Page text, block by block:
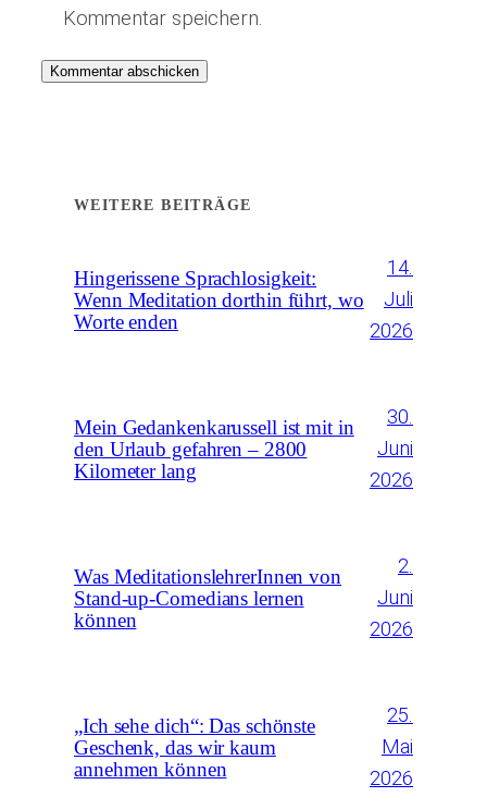
Kommentar speichern.
WEITERE BEITRÄGE
Hingerissene Sprachlosigkeit:
Wenn Meditation dorthin führt, wo
Worte enden
14.
Juli
2026
Mein Gedankenkarussell ist mit in
den Urlaub gefahren – 2800
Kilometer lang
30.
Juni
2026
Was MeditationslehrerInnen von
Stand-up-Comedians lernen
können
2.
Juni
2026
„Ich sehe dich“: Das schönste
Geschenk, das wir kaum
annehmen können
25.
Mai
2026